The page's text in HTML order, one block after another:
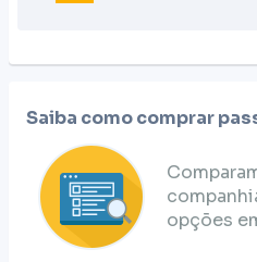
Saiba como comprar
opções